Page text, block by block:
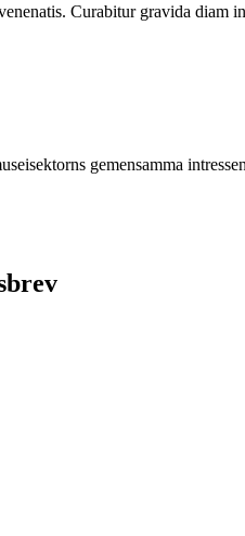
Curabitur gravida diam
gemensamma